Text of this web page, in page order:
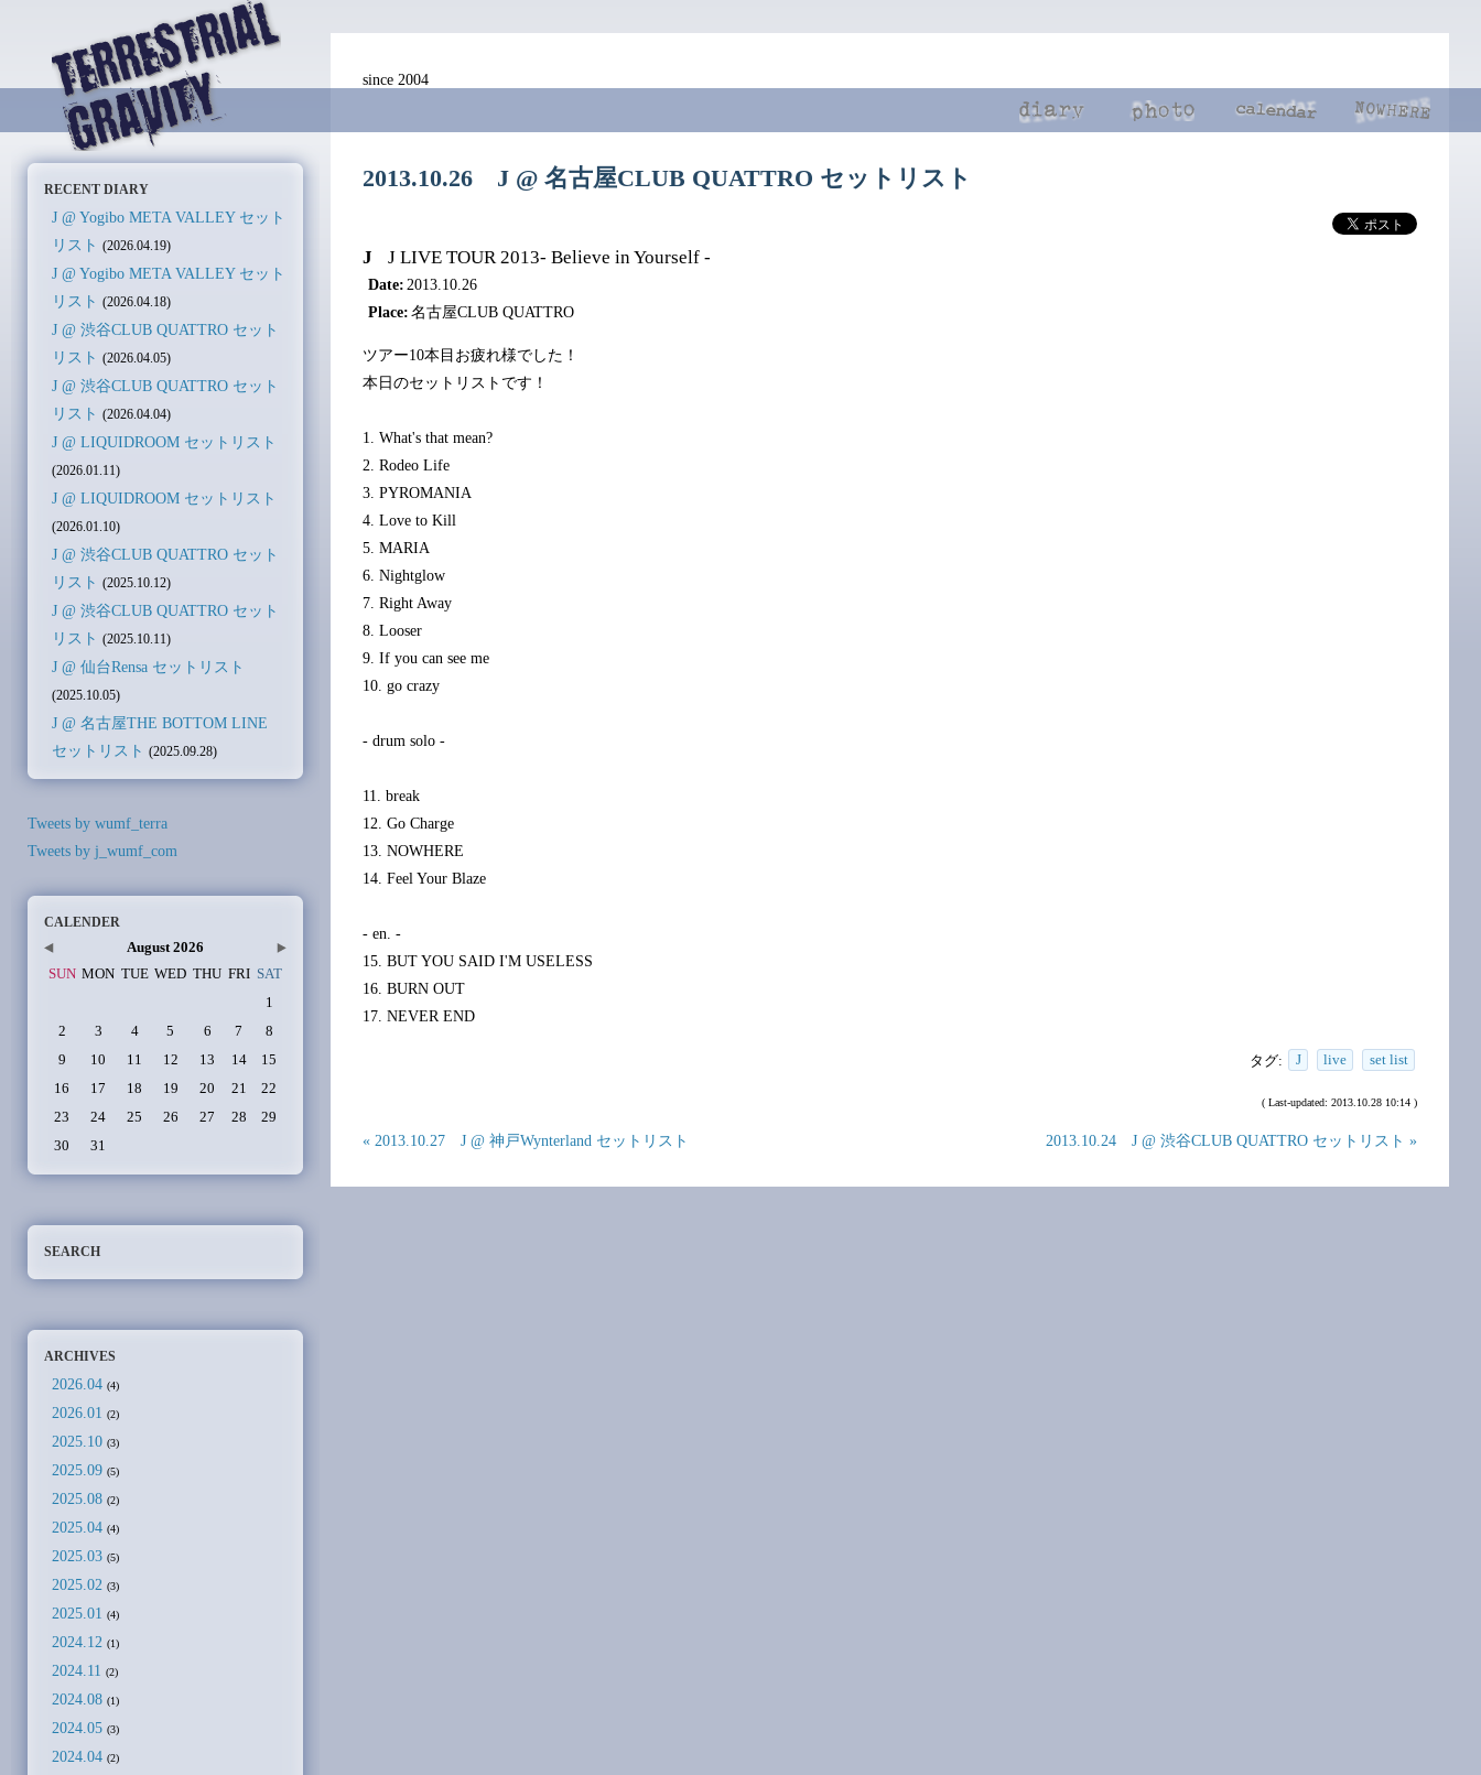
since 2004
2013.10.26 J @ 名古屋CLUB QUATTRO セットリスト
J J LIVE TOUR 2013- Believe in Yourself -
Date: 2013.10.26
Place:名古屋CLUB QUATTRO
ツアー10本目お疲れ様でした！
本日のセットリストです！
1. What's that mean?
2. Rodeo Life
3. PYROMANIA
4. Love to Kill
5. MARIA
6. Nightglow
7. Right Away
8. Looser
9. If you can see me
10. go crazy
- drum solo -
11. break
12. Go Charge
13. NOWHERE
14. Feel Your Blaze
- en. -
15. BUT YOU SAID I'M USELESS
16. BURN OUT
17. NEVER END
タグ: J live set list
( Last-updated: 2013.10.28 10:14 )
« 2013.10.27 J @ 神戸Wynterland セットリスト 2013.10.24 J @ 渋谷CLUB QUATTRO セットリスト »
RECENT DIARY
J @ Yogibo META VALLEY セット
リスト (2026.04.19)
J @ Yogibo META VALLEY セット
リスト (2026.04.18)
J @ 渋谷CLUB QUATTRO セット
リスト (2026.04.05)
J @ 渋谷CLUB QUATTRO セット
リスト (2026.04.04)
J @ LIQUIDROOM セットリスト
(2026.01.11)
J @ LIQUIDROOM セットリスト
(2026.01.10)
J @ 渋谷CLUB QUATTRO セット
リスト (2025.10.12)
J @ 渋谷CLUB QUATTRO セット
リスト (2025.10.11)
J @ 仙台Rensa セットリスト
(2025.10.05)
J @ 名古屋THE BOTTOM LINE
セットリスト (2025.09.28)
Tweets by wumf_terra
Tweets by j_wumf_com
CALENDER
August 2026
SUN MON TUE WED THU FRI SAT
1
2
3 4 5 6 7
8
9
10 11 12 13 14
15
16
17 18 19 20 21
22
23
24 25 26 27 28
29
30
31
SEARCH
ARCHIVES
2026.04 (4)
2026.01 (2)
2025.10 (3)
2025.09 (5)
2025.08 (2)
2025.04 (4)
2025.03 (5)
2025.02 (3)
2025.01 (4)
2024.12 (1)
2024.11 (2)
2024.08 (1)
2024.05 (3)
2024.04 (2)